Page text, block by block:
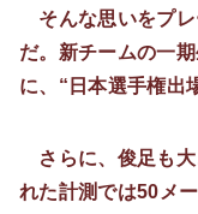
そんな思いをプ
だ。新チームの一
に、“日本選手権出
さらに、俊足も
れた計測では50メ